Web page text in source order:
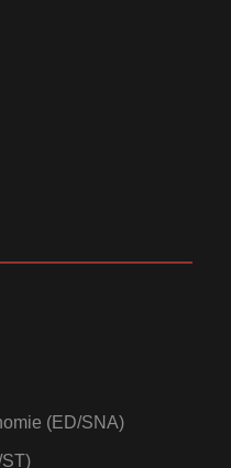
(ED/SNA)